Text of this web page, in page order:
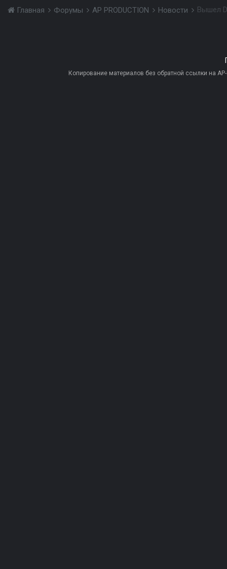
Главная Форумы AP PRODUCTION Новости Вышел
Копирование материалов без обратной ссылки на